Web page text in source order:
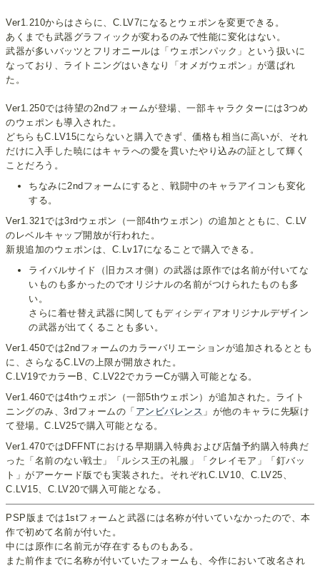
Ver1.210からはさらに、C.LV7になるとウェポンを変更できる。
あくまでも武器グラフィックが変わるのみで性能に変化はない。
武器が多いバッツとフリオニールは「ウェポンパック」という扱いに
なっており、ライトニングはいきなり「オメガウェポン」が選ばれ
た。
Ver1.250では待望の2ndフォームが登場、一部キャラクターには3つめ
のウェポンも導入された。
どちらもC.LV15にならないと購入できず、価格も相当に高いが、それ
だけに入手した暁にはキャラへの愛を貫いたやり込みの証として輝く
ことだろう。
ちなみに2ndフォームにすると、戦闘中のキャラアイコンも変化
する。
Ver1.321では3rdウェポン（一部4thウェポン）の追加とともに、C.LV
のレベルキャップ開放が行われた。
新規追加のウェポンは、C.Lv17になることで購入できる。
ライバルサイド（旧カスオ側）の武器は原作では名前が付いてな
いものも多かったのでオリジナルの名前がつけられたものも多
い。
さらに着せ替え武器に関してもディシディアオリジナルデザイン
の武器が出てくることも多い。
Ver1.450では2ndフォームのカラーバリエーションが追加されるととも
に、さらなるC.LVの上限が開放された。
C.LV19でカラーB、C.LV22でカラーCが購入可能となる。
Ver1.460では4thウェポン（一部5thウェポン）が追加された。ライト
ニングのみ、3rdフォームの「 アンビバレンス 」が他のキャラに先駆け
て登場。C.LV25で購入可能となる。
Ver1.470ではDFFNTにおける早期購入特典および店舗予約購入特典だ
った「名前のない戦士」「ルシス王の礼服」「クレイモア」「釘バッ
ト」がアーケード版でも実装された。それぞれC.LV10、C.LV25、
C.LV15、C.LV20で購入可能となる。
PSP版までは1stフォームと武器には名称が付いていなかったので、本
作で初めて名前が付いた。
中には原作に名前元が存在するものもある。
また前作までに名称が付いていたフォームも、今作において改名され